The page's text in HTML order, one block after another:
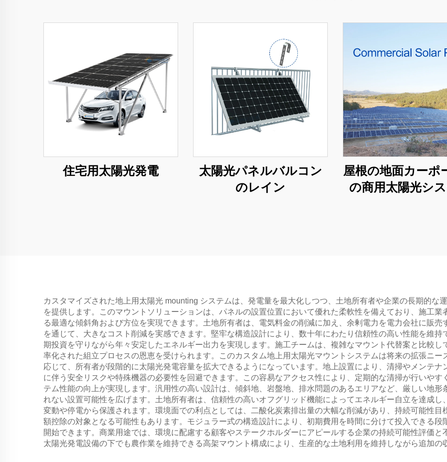
住宅用太陽光発電
太陽光パネルバルコン
のレイン
屋根の地面カーポ
の商用太陽光シ
カスタマイズされた地上用太陽光 mounting システムは、発電量を最大化しつつ、土地所有者や企業の長期的な
を提供します。このマウントソリューションは、パネルの設置位置において優れた柔軟性を備えており、施工
る最適な傾斜角および方位を実現できます。土地所有者は、電気料金の削減に加え、余剰電力を電力会社に販
を通じて、大きなコスト削減を実感できます。堅牢な構造設計により、数十年にわたり信頼性の高い性能を維
期投資を守りながら年々安定したエネルギー出力を実現します。施工チームは、複雑なマウント代替案と比較
率化された組立プロセスの恩恵を受けられます。このカスタム地上用太陽光マウントシステムは将来の拡張ニ
応じて、所有者が段階的に太陽光発電容量を拡大できるようになっています。地上設置により、清掃やメンテ
に伴う安全リスクや特殊機器の必要性を回避できます。この容易なアクセス性により、定期的な清掃が行いや
テム性能の向上が実現します。汎用性の高い設計は、傾斜地、岩盤地、排水問題のあるエリアなど、厳しい地
れない設置可能性を広げます。土地所有者は、信頼性の高いオフグリッド機能によってエネルギー自立を達成
変動や停電から保護されます。環境面での利点としては、二酸化炭素排出量の大幅な削減があり、持続可能性
額控除の対象となる可能性もあります。モジュラー式の構造設計により、初期費用を時間に分けて投入できる
開始できます。商業用途では、環境に配慮する顧客やステークホルダーにアピールする企業の持続可能性評価と
太陽光発電設備の下でも農作業を維持できる高架マウント構成により、生産的な土地利用を維持しながら追加の